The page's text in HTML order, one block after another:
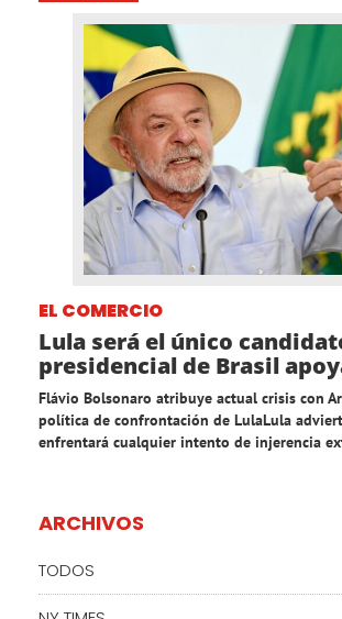
EL COMERCIO
Lula será el único
presidencial de Brasil
Flávio Bolsonaro atribuye actual crisis con
política de confrontación de LulaLula
enfrentará cualquier intento de injerencia
ARCHIVOS
TODOS